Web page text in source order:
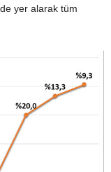
yer alarak tüm